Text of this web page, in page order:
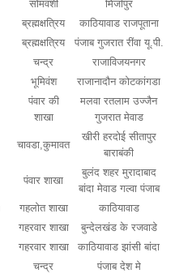
सोमवंशी
मिर्जापुर
ब्रह्मक्षत्रिय
काठियावाड राजपूताना
ब्रह्मक्षत्रिय
पंजाब गुजरात रींवा यू.पी.
चन्द्र
राजाविजयनगर
भूमिवंश राजानादौन कोटकांगडा
पंवार की
शाखा
मलवा रतलाम उज्जैन
गुजरात मेवाड
चावडा,कुमावत
खीरी हरदोई सीतापुर
बाराबंकी
पंवार शाखा
बुलंद शहर मुरादाबाद
बांदा मेवाड गल्वा पंजाब
गहलोत शाखा
काठियावाड
गहरवार शाखा
बुन्देलखंड के रजवाडे
गहरवार शाखा
काठियावाड झांसी बांदा
चन्द्र पंजाब देश मे